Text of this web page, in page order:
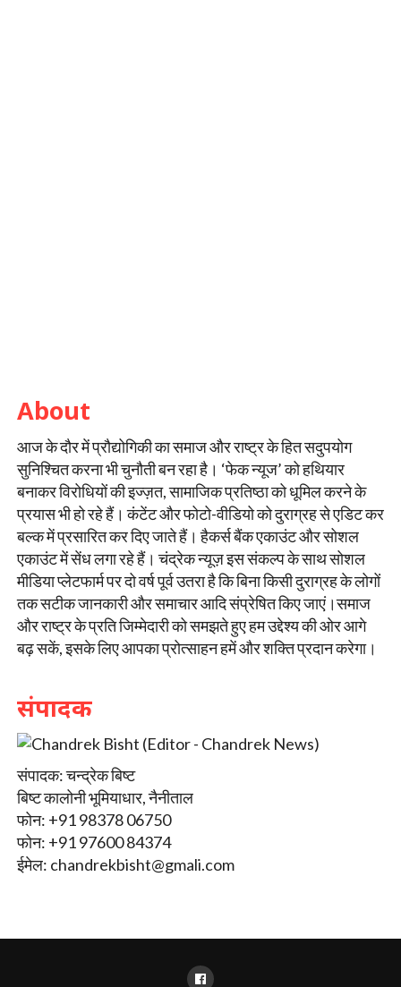
About
आज के दौर में प्रौद्योगिकी का समाज और राष्ट्र के हित सदुपयोग
सुनिश्चित करना भी चुनौती बन रहा है। ‘फेक न्यूज’ को हथियार
बनाकर विरोधियों की इज्ज़त, सामाजिक प्रतिष्ठा को धूमिल करने के
प्रयास भी हो रहे हैं। कंटेंट और फोटो-वीडियो को दुराग्रह से एडिट कर
बल्क में प्रसारित कर दिए जाते हैं। हैकर्स बैंक एकाउंट और सोशल
एकाउंट में सेंध लगा रहे हैं। चंद्रेक न्यूज़ इस संकल्प के साथ सोशल
मीडिया प्लेटफार्म पर दो वर्ष पूर्व उतरा है कि बिना किसी दुराग्रह के लोगों
तक सटीक जानकारी और समाचार आदि संप्रेषित किए जाएं।समाज
और राष्ट्र के प्रति जिम्मेदारी को समझते हुए हम उद्देश्य की ओर आगे
बढ़ सकें, इसके लिए आपका प्रोत्साहन हमें और शक्ति प्रदान करेगा।
संपादक
संपादक: चन्द्रेक बिष्ट
बिष्ट कालोनी भूमियाधार, नैनीताल
फोन: +91 98378 06750
फोन: +91 97600 84374
ईमेल: chandrekbisht@gmali.com